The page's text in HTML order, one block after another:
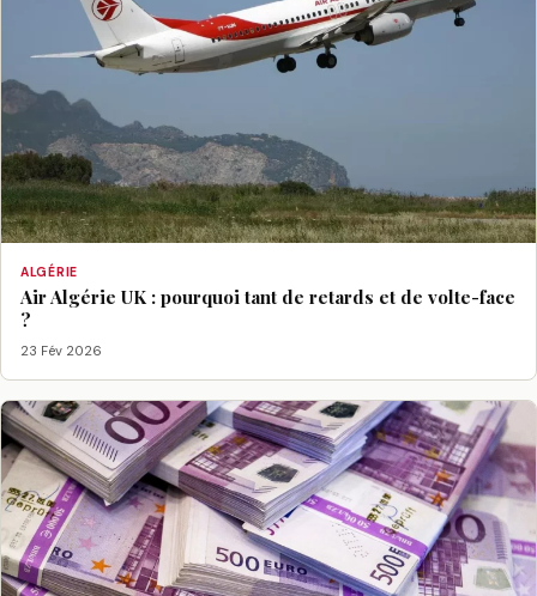
ALGÉRIE
Air Algérie UK : pourquoi tant de retards et de volte-face
?
23 Fév 2026